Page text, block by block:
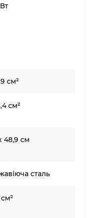
Premium ПВХ
(11239)
см²
см²
48,9 см
сталь